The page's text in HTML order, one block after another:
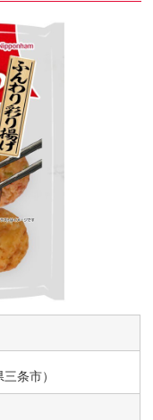
条市）